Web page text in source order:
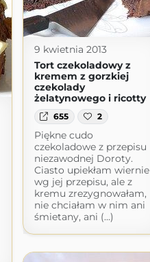
9 kwietnia 2013
Tort czekoladowy z
kremem z gorzkiej
czekolady
żelatynowego i ricotty
655 2
Piękne cudo
czekoladowe z przepisu
niezawodnej Doroty.
Ciasto upiekłam wiernie
wg jej przepisu, ale z
kremu zrezygnowałam,
nie chciałam w nim ani
śmietany, ani (...)